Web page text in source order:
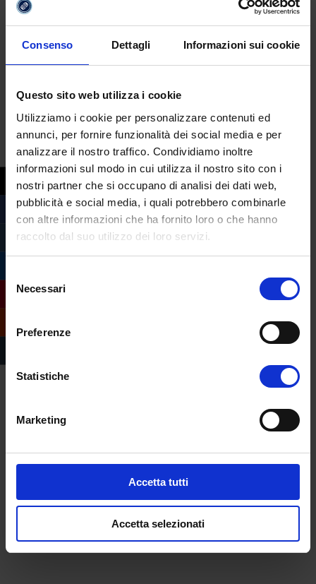
Consenso Dettagli Informazioni sui cookie
Questo sito web utilizza i cookie
Utilizziamo i cookie per personalizzare contenuti ed
annunci, per fornire funzionalità dei social media e per
analizzare il nostro traffico. Condividiamo inoltre
informazioni sul modo in cui utilizza il nostro sito con i
nostri partner che si occupano di analisi dei dati web,
pubblicità e social media, i quali potrebbero combinarle
con altre informazioni che ha fornito loro o che hanno
raccolto dal suo utilizzo dei loro servizi.
delNecessari
Preferenze
Statistiche
Marketing
Accetta tutti
Accetta selezionati
quotidiani
Spettacolo, indirizzo Letterario, permette
inoltre di proseguire gli studi, senza CFU
aggiuntivi, nel corso di laurea magistrale in
crediti formativi necessari a partecipare ai
concorsi e insegnare a scuola le seguenti
materie: Italiano (o discipline letterarie),
Latino, Storia e Geografia.
Per visionare il programma completo della
laurea triennale inLetteratura, Arte, Musica
e Spettacolo – indirizzo Letterarioe per
qui sotto